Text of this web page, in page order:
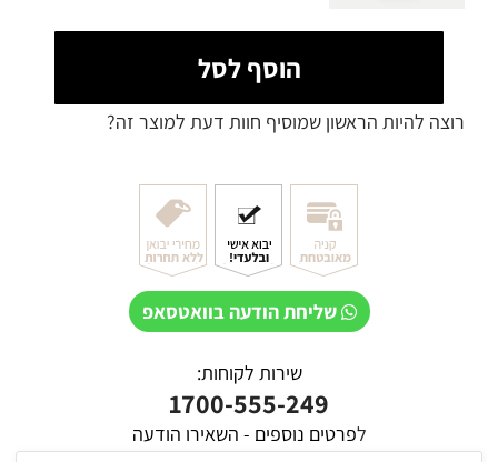
הוסף לסל
רוצה להיות הראשון שמוסיף חוות דעת למוצר זה?
שליחת הודעה בוואטסאפ
שירות לקוחות:
1700-555-249
לפרטים נוספים - השאירו הודעה